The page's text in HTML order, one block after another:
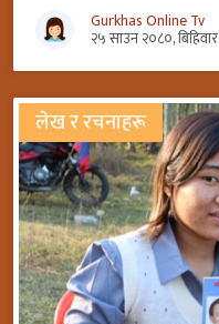
Gurkhas Online Tv
२५ साउन २०८०, बिहिवार
लेख र रचनाहरू